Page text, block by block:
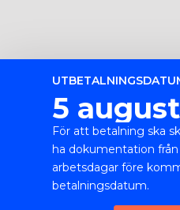
5
För att betalning ska
ha dokumentation
arbetsdagar före
betalningsdatum.